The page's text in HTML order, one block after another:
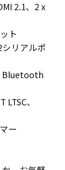
2.1、2 x
ト
リアルポ
Bluetooth
、
ー